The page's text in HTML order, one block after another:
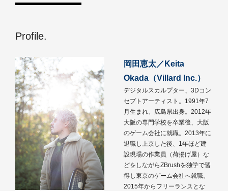
Profile.
岡田恵太／Keita
Okada（Villard Inc.）
デジタルスカルプター、3Dコン
セプトアーティスト。1991年7
月生まれ、広島県出身。2012年
大阪の専門学校を卒業後、大阪
のゲーム会社に就職。2013年に
退職し上京した後、1年ほど建
設現場の作業員（荷揚げ屋）な
どをしながらZBrushを独学で習
得し東京のゲーム会社へ就職。
2015年からフリーランスとな